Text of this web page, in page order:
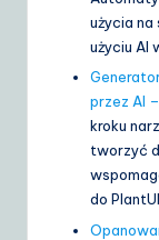
użycia na
użyciu AI
przez AI
kroku
tworzyć
do